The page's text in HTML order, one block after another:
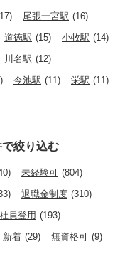
尾張一宮駅 (16)
道徳駅 (15) 小牧駅 (14)
川名駅 (12)
今池駅 (11) 栄駅 (11)
絞り込む
未経験可 (804)
退職金制度 (310)
員登用 (193)
新着 (29) 無資格可 (9)